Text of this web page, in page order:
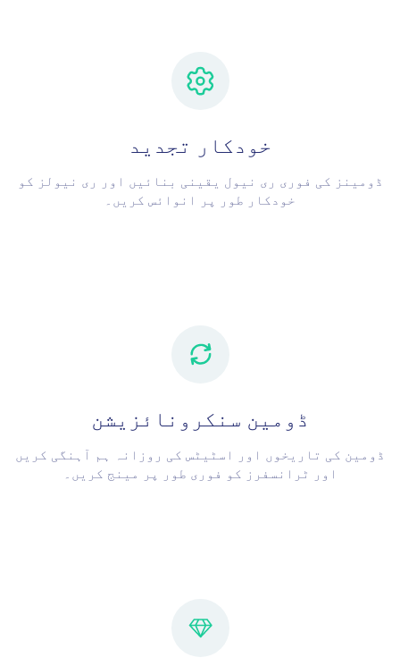
خودکار تجدید
ڈومینز کی فوری ری نیول یقینی بنائیں اور ری نیولز کو
خودکار طور پر انوائس کریں۔
ڈومین سنکرونائزیشن
ڈومین کی تاریخوں اور اسٹیٹس کی روزانہ ہم آہنگی کریں
اور ٹرانسفرز کو فوری طور پر مینج کریں۔